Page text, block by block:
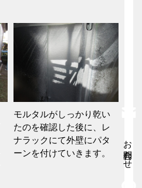
モルタルがしっかり乾い
たのを確認した後に、レ
ナラックにて外壁にパタ
ーンを付けていきます。
お問合わせ